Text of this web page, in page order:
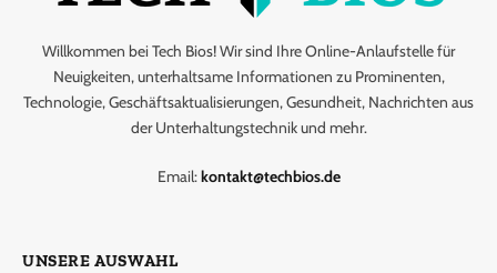
Willkommen bei Tech Bios! Wir sind Ihre Online-Anlaufstelle für
Neuigkeiten, unterhaltsame Informationen zu Prominenten,
Technologie, Geschäftsaktualisierungen, Gesundheit, Nachrichten aus
der Unterhaltungstechnik und mehr.
Email:kontakt@techbios.de
UNSERE AUSWAHL